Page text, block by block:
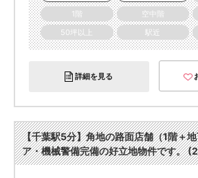
1階
空中階
50坪以上
駅近
詳細を見る
【千葉駅5分】角地の路面店舗（1階＋
ア・機械警備完備の好立地物件です。